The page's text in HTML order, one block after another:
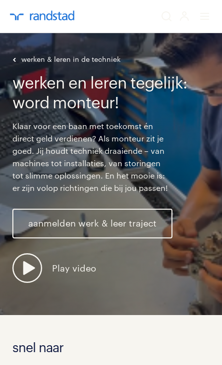
ik zoek een
werkgevers
mijn carrière
over randstad
werken & leren in de techniek
werken en leren tegelijk:
word monteur!
Klaar voor een baan met toekomst én
direct geld verdienen? Als monteur zit je
goed. Jij houdt techniek draaiende – van
machines tot installaties, van storingen
tot slimme oplossingen. En het mooie is:
er zijn volop richtingen die bij jou passen!
aanmelden werk & leer traject
Play video
snel naar